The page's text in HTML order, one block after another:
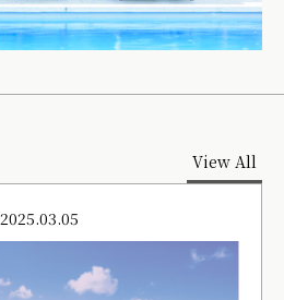
View All
2025.03.05